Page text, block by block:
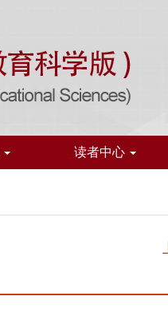
读者中心